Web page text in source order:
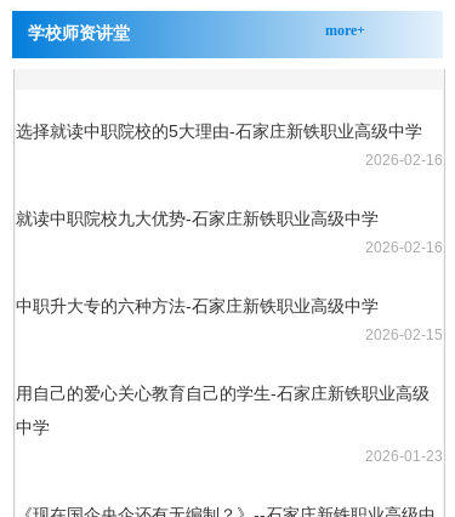
选择就读中职院校的5大理由-石家庄新铁职业高级中学
2026-02-16
就读中职院校九大优势-石家庄新铁职业高级中学
2026-02-16
中职升大专的六种方法-石家庄新铁职业高级中学
2026-02-15
用自己的爱心关心教育自己的学生-石家庄新铁职业高级
中学
2026-01-23
学校师资讲堂 more+